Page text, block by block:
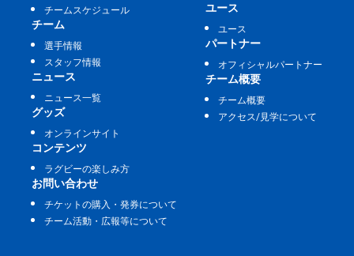
チームスケジュール
チーム
選手情報
スタッフ情報
ニュース
ニュース一覧
グッズ
オンラインサイト
ユース
ユース
パートナー
オフィシャルパートナー
チーム概要
チーム概要
アクセス/見学について
コンテンツ
ラグビーの楽しみ方
お問い合わせ
チケットの購入・発券について
チーム活動・広報等について